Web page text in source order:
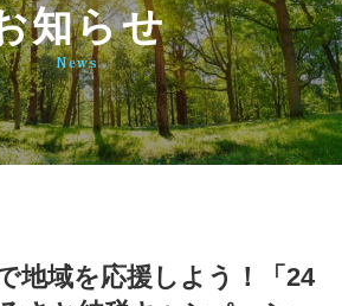
知らせ
News
地域を応援しよう！「24